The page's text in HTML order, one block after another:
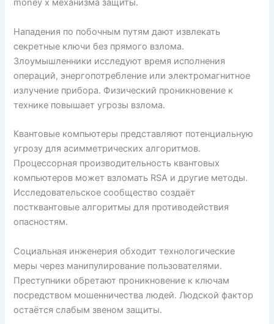
money x механизма защиты.
Нападения по побочным путям дают извлекать
секретные ключи без прямого взлома.
Злоумышленники исследуют время исполнения
операций, энергопотребление или электромагнитное
излучение прибора. Физический проникновение к
технике повышает угрозы взлома.
Квантовые компьютеры представляют потенциальную
угрозу для асимметрических алгоритмов.
Процессорная производительность квантовых
компьютеров может взломать RSA и другие методы.
Исследовательское сообщество создаёт
постквантовые алгоритмы для противодействия
опасностям.
Социальная инженерия обходит технологические
меры через манипулирование пользователями.
Преступники обретают проникновение к ключам
посредством мошенничества людей. Людской фактор
остаётся слабым звеном защиты.